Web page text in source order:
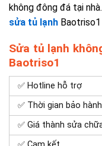
không đông đá tại
sửa tủ lạnh Baotriso1
Sửa tủ lạnh
Baotriso1
✅ Hotline hỗ trợ
✅ Thời gian bảo hành
✅ Giá thành sửa